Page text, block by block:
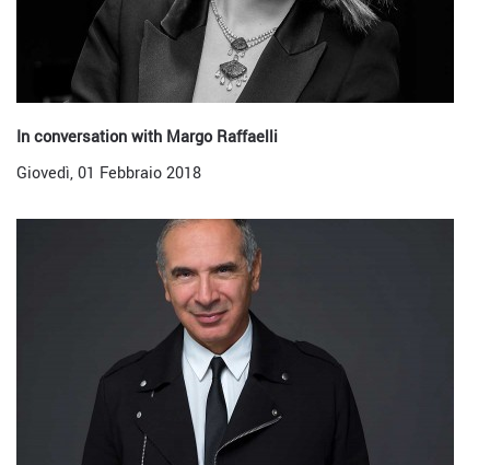
In conversation with Margo Raffaelli
Giovedì, 01 Febbraio 2018